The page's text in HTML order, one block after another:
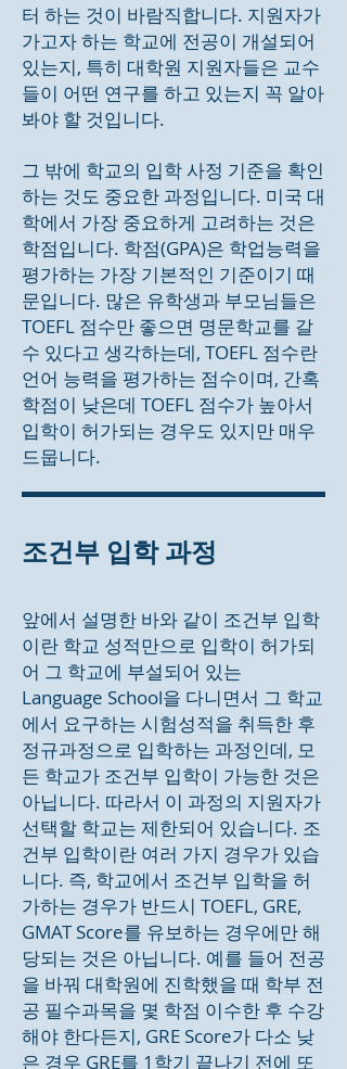
터 하는 것이 바람직합니다. 지원자가
가고자 하는 학교에 전공이 개설되어
있는지, 특히 대학원 지원자들은 교수
들이 어떤 연구를 하고 있는지 꼭 알아
봐야 할 것입니다.
그 밖에 학교의 입학 사정 기준을 확인
하는 것도 중요한 과정입니다. 미국 대
학에서 가장 중요하게 고려하는 것은
학점입니다. 학점(GPA)은 학업능력을
평가하는 가장 기본적인 기준이기 때
문입니다. 많은 유학생과 부모님들은
TOEFL 점수만 좋으면 명문학교를 갈
수 있다고 생각하는데, TOEFL 점수란
언어 능력을 평가하는 점수이며, 간혹
학점이 낮은데 TOEFL 점수가 높아서
입학이 허가되는 경우도 있지만 매우
드뭅니다.
조건부 입학 과정
앞에서 설명한 바와 같이 조건부 입학
이란 학교 성적만으로 입학이 허가되
어 그 학교에 부설되어 있는
Language School을 다니면서 그 학교
에서 요구하는 시험성적을 취득한 후
정규과정으로 입학하는 과정인데, 모
든 학교가 조건부 입학이 가능한 것은
아닙니다. 따라서 이 과정의 지원자가
선택할 학교는 제한되어 있습니다. 조
건부 입학이란 여러 가지 경우가 있습
니다. 즉, 학교에서 조건부 입학을 허
가하는 경우가 반드시 TOEFL, GRE,
GMAT Score를 유보하는 경우에만 해
당되는 것은 아닙니다. 예를 들어 전공
을 바꿔 대학원에 진학했을 때 학부 전
공 필수과목을 몇 학점 이수한 후 수강
해야 한다든지, GRE Score가 다소 낮
은 경우 GRE를 1학기 끝나기 전에 또